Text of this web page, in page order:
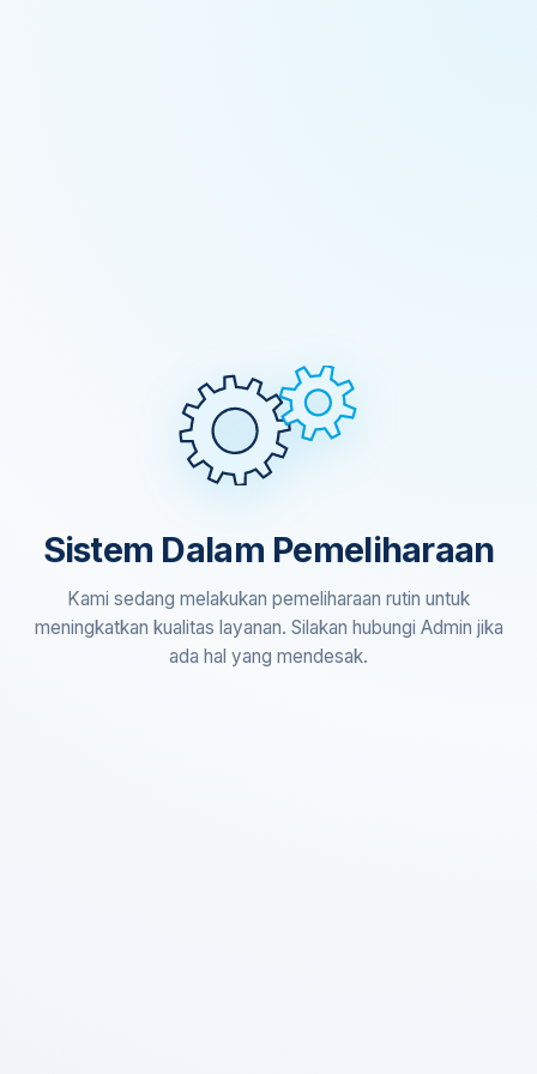
Sistem Dalam Pemeliharaan
Kami sedang melakukan pemeliharaan rutin untuk
meningkatkan kualitas layanan. Silakan hubungi Admin jika
ada hal yang mendesak.